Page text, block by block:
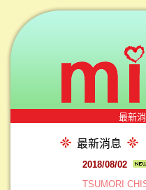
最新
最新消息
2018/08/02
TSUMORI